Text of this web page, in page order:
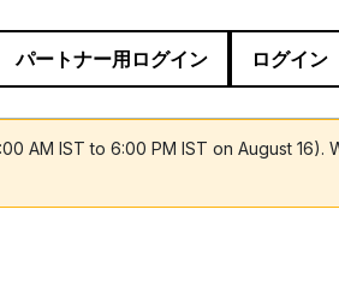
パートナー用ログイン ログイン
AM IST to 6:00 PM IST on August 16).